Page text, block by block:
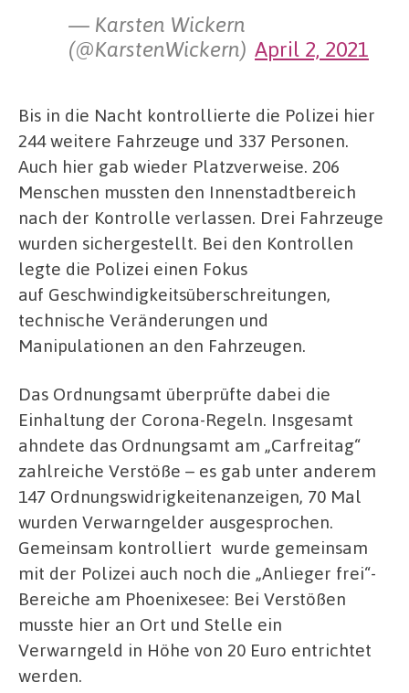
— Karsten Wickern
(@KarstenWickern) April 2, 2021
Bis in die Nacht kontrollierte die Polizei hier
244 weitere Fahrzeuge und 337 Personen.
Auch hier gab wieder Platzverweise. 206
Menschen mussten den Innenstadtbereich
nach der Kontrolle verlassen. Drei Fahrzeuge
wurden sichergestellt. Bei den Kontrollen
legte die Polizei einen Fokus
auf Geschwindigkeitsüberschreitungen,
technische Veränderungen und
Manipulationen an den Fahrzeugen.
Das Ordnungsamt überprüfte dabei die
Einhaltung der Corona-Regeln. Insgesamt
ahndete das Ordnungsamt am „Carfreitag“
zahlreiche Verstöße – es gab unter anderem
147 Ordnungswidrigkeitenanzeigen, 70 Mal
wurden Verwarngelder ausgesprochen.
Gemeinsam kontrolliert wurde gemeinsam
mit der Polizei auch noch die „Anlieger frei“-
Bereiche am Phoenixesee: Bei Verstößen
musste hier an Ort und Stelle ein
Verwarngeld in Höhe von 20 Euro entrichtet
werden.